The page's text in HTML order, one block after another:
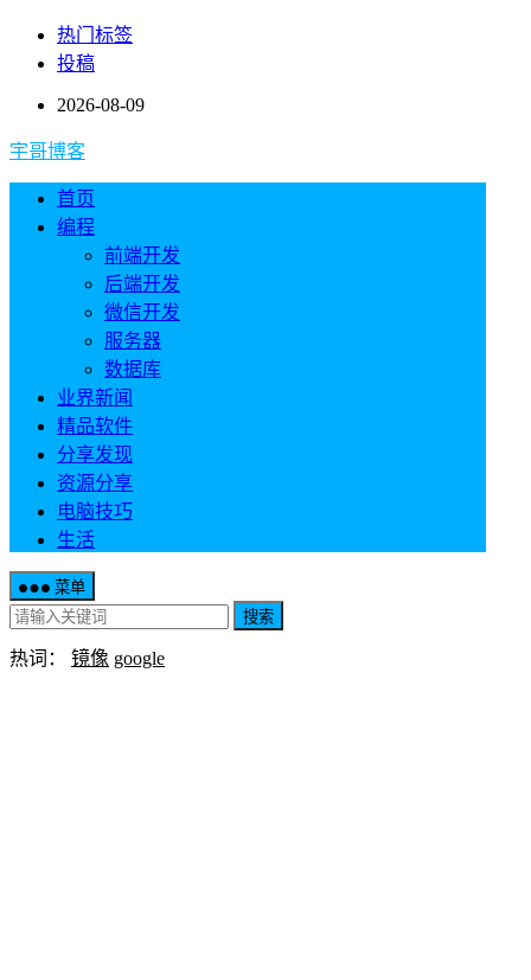
热门标签
投稿
2026-08-09
宇哥博客
首页
编程
前端开发
后端开发
微信开发
服务器
数据库
业界新闻
精品软件
分享发现
资源分享
电脑技巧
生活
菜单
搜索
热词： 镜像 google